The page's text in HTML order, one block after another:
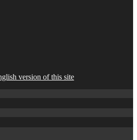
version of this site